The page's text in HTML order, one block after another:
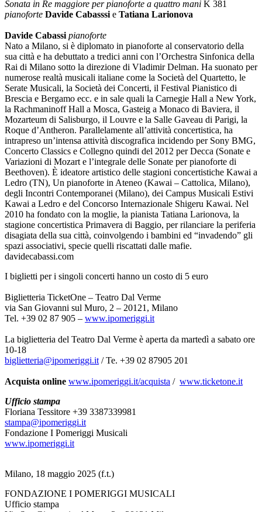
Sonata in Re maggiore per pianoforte a quattro mani K 381
pianoforte Davide Cabasssi e Tatiana Larionova
Davide Cabassi pianoforte
Nato a Milano, si è diplomato in pianoforte al conservatorio della
sua città e ha debuttato a tredici anni con l’Orchestra Sinfonica della
Rai di Milano sotto la direzione di Vladimir Delman. Ha suonato per
numerose realtà musicali italiane come la Società del Quartetto, le
Serate Musicali, la Società dei Concerti, il Festival Pianistico di
Brescia e Bergamo ecc. e in sale quali la Carnegie Hall a New York,
la Rachmaninoff Hall a Mosca, Gasteig a Monaco di Baviera, il
Mozarteum di Salisburgo, il Louvre e la Salle Gaveau di Parigi, la
Roque d’Antheron. Parallelamente all’attività concertistica, ha
intrapreso un’intensa attività discografica incidendo per Sony BMG,
Concerto Classics e Collegno quindi del 2012 per Decca (Sonate e
Variazioni di Mozart e l’integrale delle Sonate per pianoforte di
Beethoven). È ideatore artistico delle stagioni concertistiche Kawai a
Ledro (TN), Un pianoforte in Ateneo (Kawai – Cattolica, Milano),
degli Incontri Contemporanei (Milano), dei Campus Musicali Estivi
Kawai a Ledro e del Concorso Internazionale Shigeru Kawai. Nel
2010 ha fondato con la moglie, la pianista Tatiana Larionova, la
stagione concertistica Primavera di Baggio, per rilanciare la periferia
disagiata della sua città, coinvolgendo i bambini ed “invadendo” gli
spazi associativi, specie quelli riscattati dalle mafie.
davidecabassi.com
I biglietti per i singoli concerti hanno un costo di 5 euro
Biglietteria TicketOne – Teatro Dal Verme
via San Giovanni sul Muro, 2 – 20121, Milano
Tel. +39 02 87 905 – www.ipomeriggi.it
La biglietteria del Teatro Dal Verme è aperta da martedì a sabato ore
10-18
biglietteria@ipomeriggi.it / Te. +39 02 87905 201
Acquista online www.ipomeriggi.it/acquista / www.ticketone.it
Ufficio stampa
Floriana Tessitore +39 3387339981
stampa@ipomeriggi.it
Fondazione I Pomeriggi Musicali
www.ipomeriggi.it
Milano, 18 maggio 2025 (f.t.)
FONDAZIONE I POMERIGGI MUSICALI
Ufficio stampa